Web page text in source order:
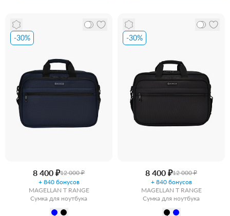
-30%
8 400 ₽12 000 ₽
+ 840 бонусов
MAGELLAN T RANGE
Сумка для ноутбука
-30%
8 400 ₽12 000 ₽
+ 840 бонусов
MAGELLAN T RANGE
Сумка для ноутбука